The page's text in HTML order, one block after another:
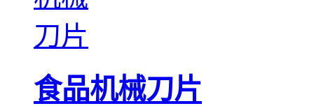
食品机械刀片